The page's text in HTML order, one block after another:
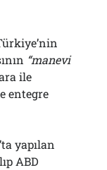
“manevi
ile
entegre
yapılan
ABD